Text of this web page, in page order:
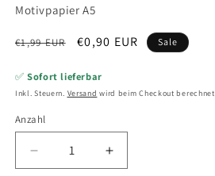
Motivpapier A5
Normaler
€1,99 EUR Verkaufspreis
€0,90 EUR Sale
✅Sofort lieferbar
Inkl. Steuern. Versand wird beim Checkout berechnet
Anzahl
Anzahl
Verringere
Erhöhe